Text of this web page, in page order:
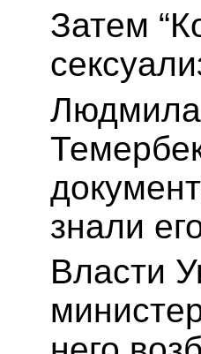
Затем
Людмила
знали
Власти